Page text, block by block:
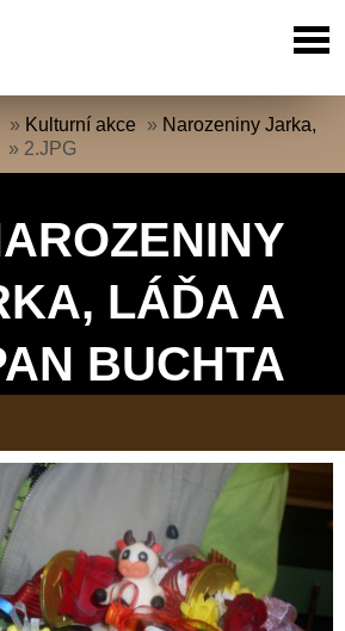
» Kulturní akce » Narozeniny Jarka,
» 2.JPG
LÁĎA A
BUCHTA